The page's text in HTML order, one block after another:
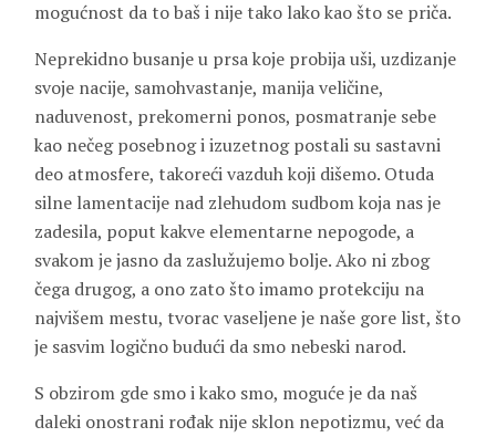
mogućnost da to baš i nije tako lako kao što se priča.
Neprekidno busanje u prsa koje probija uši, uzdizanje
svoje nacije, samohvastanje, manija veličine,
naduvenost, prekomerni ponos, posmatranje sebe
kao nečeg posebnog i izuzetnog postali su sastavni
deo atmosfere, takoreći vazduh koji dišemo. Otuda
silne lamentacije nad zlehudom sudbom koja nas je
zadesila, poput kakve elementarne nepogode, a
svakom je jasno da zaslužujemo bolje. Ako ni zbog
čega drugog, a ono zato što imamo protekciju na
najvišem mestu, tvorac vaseljene je naše gore list, što
je sasvim logično budući da smo nebeski narod.
S obzirom gde smo i kako smo, moguće je da naš
daleki onostrani rođak nije sklon nepotizmu, već da